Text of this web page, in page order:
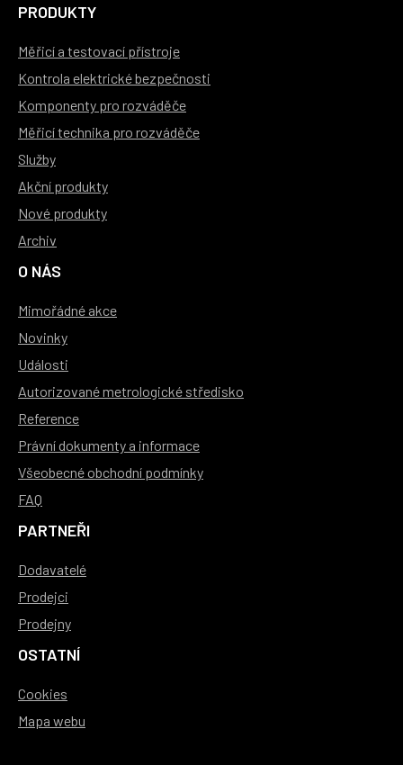
PRODUKTY
Měřicí a testovací přístroje
Kontrola elektrické bezpečnosti
Komponenty pro rozváděče
Měřicí technika pro rozváděče
Služby
Akční produkty
Nové produkty
Archiv
O NÁS
Mimořádné akce
Novinky
Události
Autorizované metrologické středisko
Reference
Právní dokumenty a informace
Všeobecné obchodní podmínky
FAQ
PARTNEŘI
Dodavatelé
Prodejci
Prodejny
OSTATNÍ
Cookies
Mapa webu